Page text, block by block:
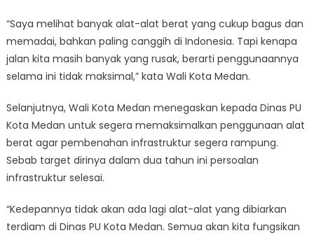
“Saya melihat banyak alat-alat berat yang cukup bagus dan
memadai, bahkan paling canggih di Indonesia. Tapi kenapa
jalan kita masih banyak yang rusak, berarti penggunaannya
selama ini tidak maksimal,” kata Wali Kota Medan.
Selanjutnya, Wali Kota Medan menegaskan kepada Dinas PU
Kota Medan untuk segera memaksimalkan penggunaan alat
berat agar pembenahan infrastruktur segera rampung.
Sebab target dirinya dalam dua tahun ini persoalan
infrastruktur selesai.
“Kedepannya tidak akan ada lagi alat-alat yang dibiarkan
terdiam di Dinas PU Kota Medan. Semua akan kita fungsikan